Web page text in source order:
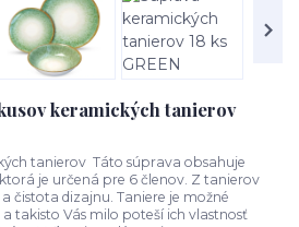
keramických tanierov
tanierov Táto súprava obsahuje
je určená pre 6 členov. Z tanierov
čistota dizajnu. Taniere je možné
takisto Vás milo poteší ich vlastnosť